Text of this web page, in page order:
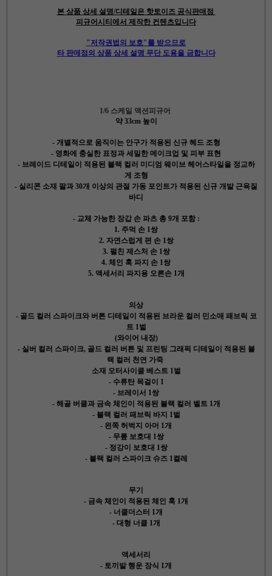
본 상품 상세 설명/디테일은 핫토이즈 공식판매점
피규어시티에서 제작한 컨텐츠입니다
"저작권법의 보호"를 받으므로
타 판매점의 상품 상세 설명 무단 도용을 금합니다
1/6 스케일 액션피규어
약 33cm 높이
- 개별적으로 움직이는 안구가 적용된 신규 헤드 조형
- 영화에 충실한 표정과 세밀한 메이크업 및 피부 표현
- 브레이드 디테일이 적용된 블랙 컬러 미디엄 웨이브 헤어스타일을 정교하
게 조형
- 실리콘 소재 팔과 30개 이상의 관절 가동 포인트가 적용된 신규 개발 근육질
바디
- 교체 가능한 장갑 손 파츠 총 9개 포함 :
1. 주먹 손 1쌍
2. 자연스럽게 편 손 1쌍
3. 펼친 제스처 손 1쌍
4. 체인 훅 파지 손 1쌍
5. 액세서리 파지용 오른손 1개
의상
- 골드 컬러 스파이크와 버튼 디테일이 적용된 브라운 컬러 민소매 패브릭 코
트 1벌
(와이어 내장)
- 실버 컬러 스파이크, 골드 컬러 버튼 및 프린팅 그래픽 디테일이 적용된 블
랙 컬러 천연 가죽
소재 모터사이클 베스트 1벌
- 수류탄 목걸이 1
- 브레이서 1쌍
- 해골 버클과 금속 체인이 적용된 블랙 컬러 벨트 1개
- 블랙 컬러 패브릭 바지 1벌
- 왼쪽 허벅지 아머 1개
- 무릎 보호대 1쌍
- 정강이 보호대 1쌍
- 블랙 컬러 스파이크 슈즈 1켤레
무기
- 금속 체인이 적용된 체인 훅 1개
- 너클더스터 1개
- 대형 너클 1개
액세서리
- 토끼발 행운 장식 1개